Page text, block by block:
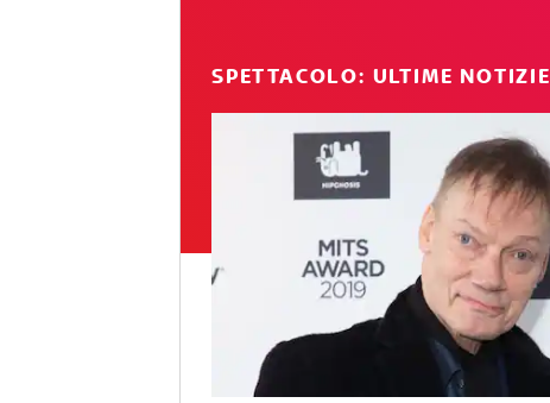
SPETTACOLO: ULTIME NOTIZIE